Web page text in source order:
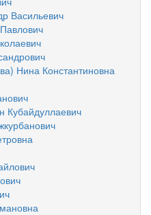
Васильевич
Нина Константиновна
Кубайдуллаевич